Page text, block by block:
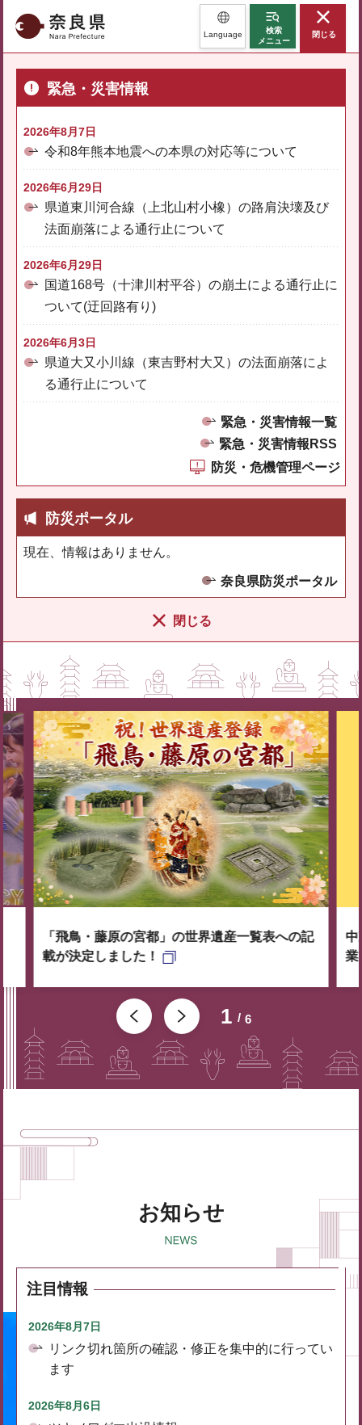
奈良県 Language
検索
メニュー
閉じる
緊急・災害情報
2026年8月7日
令和8年熊本地震への本県の対応等について
2026年6月29日
県道東川河合線（上北山村小橡）の路肩決壊及び
法面崩落による通行止について
2026年6月29日
国道168号（十津川村平谷）の崩土による通行止に
ついて(迂回路有り)
2026年6月3日
県道大又小川線（東吉野村大又）の法面崩落によ
る通行止について
緊急・災害情報一覧
緊急・災害情報RSS
防災・危機管理ページ
防災ポータル
現在、情報はありません。
奈良県防災ポータル
閉じる
1 6
「飛鳥・藤原の宮都」の世界遺産一覧表への記
載が決定しました！
中
業
お知らせ
注目情報
2026年8月7日
リンク切れ箇所の確認・修正を集中的に行ってい
ます
2026年8月6日